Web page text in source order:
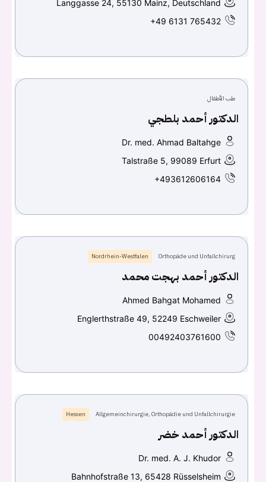
Continue withFacebook
Langgasse 24, 55130 Mainz, Deutschland
+49 6131 765432
طب الأطفال
الدكتور أحمد بلطجي
Dr. med. Ahmad Baltahge
Talstraße 5, 99089 Erfurt
+493612606164
Orthopäde und Unfallchirurg
Nordrhein-Westfalen
الدكتور أحمد بهجت محمد
Ahmed Bahgat Mohamed
Englerthstraße 49, 52249 Eschweiler
00492403761600
Allgemeinchirurgie, Orthopädie und Unfallchirurgie
Hessen
الدكتور أحمد خضر
Dr. med. A. J. Khudor
Bahnhofstraße 13, 65428 Rüsselsheim